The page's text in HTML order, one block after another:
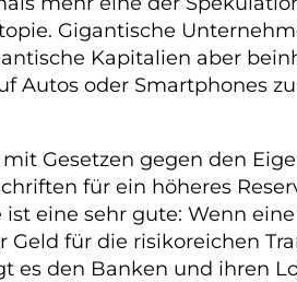
Gigantische
Kapitalien aber
Autos oder Smartphones
Gesetzen gegen den
für ein höheres
eine sehr gute: Wenn
für die risikoreichen
es den Banken und ihren